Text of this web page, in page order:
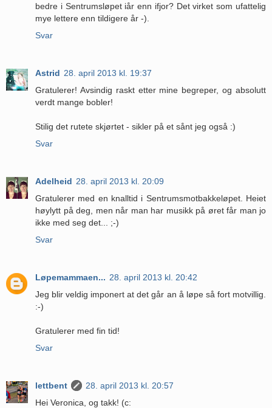
bedre i Sentrumsløpet iår enn ifjor? Det virket som ufattelig
mye lettere enn tildigere år -).
Svar
Astrid 28. april 2013 kl. 19:37
Gratulerer! Avsindig raskt etter mine begreper, og absolutt
verdt mange bobler!
Stilig det rutete skjørtet - sikler på et sånt jeg også :)
Svar
Adelheid 28. april 2013 kl. 20:09
Gratulerer med en knalltid i Sentrumsmotbakkeløpet. Heiet
høylytt på deg, men når man har musikk på øret får man jo
ikke med seg det... ;-)
Svar
Løpemammaen... 28. april 2013 kl. 20:42
Jeg blir veldig imponert at det går an å løpe så fort motvillig.
:-)
Gratulerer med fin tid!
Svar
lettbent
28. april 2013 kl. 20:57
Hei Veronica, og takk! (c: